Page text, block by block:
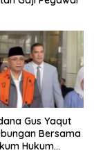
Gus Yaqut
Bersama
Hukum